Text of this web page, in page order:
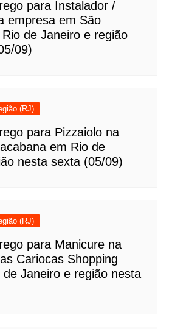
para Instalador /
empresa em São
de Janeiro e região
09)
(RJ)
para Pizzaiolo na
em Rio de
nesta sexta (05/09)
(RJ)
para Manicure na
Cariocas Shopping
de Janeiro e região nesta